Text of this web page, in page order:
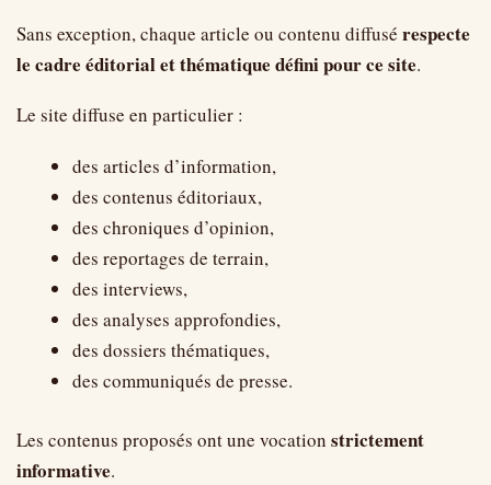
Sans exception, chaque article ou contenu diffusé respecte
le cadre éditorial et thématique défini pour ce site.
Le site diffuse en particulier :
des articles d’information,
des contenus éditoriaux,
des chroniques d’opinion,
des reportages de terrain,
des interviews,
des analyses approfondies,
des dossiers thématiques,
des communiqués de presse.
Les contenus proposés ont une vocation strictement
informative.